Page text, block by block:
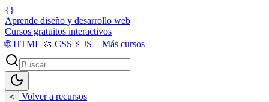
{}
Aprende diseño y desarrollo web
Cursos gratuitos interactivos
🌐HTML 🎨 CSS ⚡ JS + Más cursos
< Volver a recursos